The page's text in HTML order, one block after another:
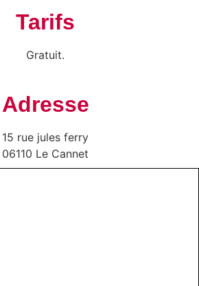
Tarifs
Gratuit.
Adresse
15 rue jules ferry
06110 Le Cannet